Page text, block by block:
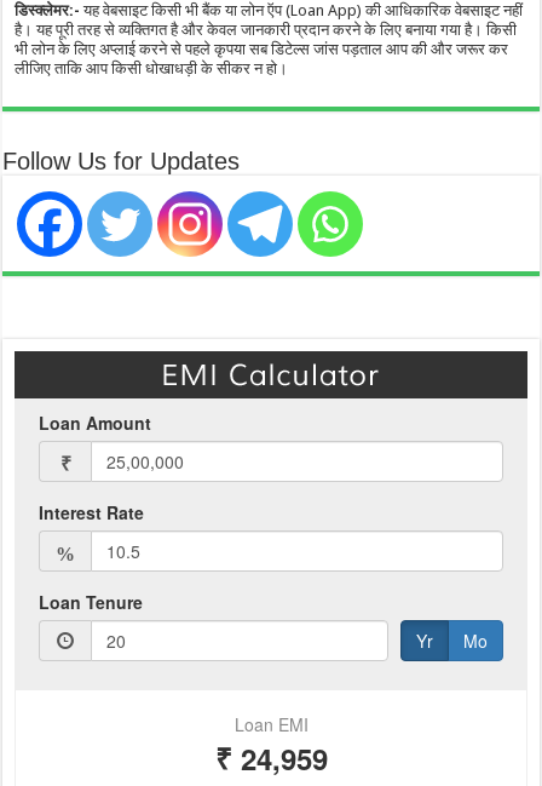
डिस्क्लेमर:- यह वेबसाइट किसी भी बैंक या लोन ऍप (Loan App) की आधिकारिक वेबसाइट नहीं
है। यह पूरी तरह से व्यक्तिगत है और केवल जानकारी प्रदान करने के लिए बनाया गया है। किसी
भी लोन के लिए अप्लाई करने से पहले कृपया सब डिटेल्स जांस पड़ताल आप की और जरूर कर
लीजिए ताकि आप किसी धोखाधड़ी के सीकर न हो।
Follow Us for Updates